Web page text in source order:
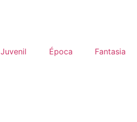
Juvenil Época Fantasia